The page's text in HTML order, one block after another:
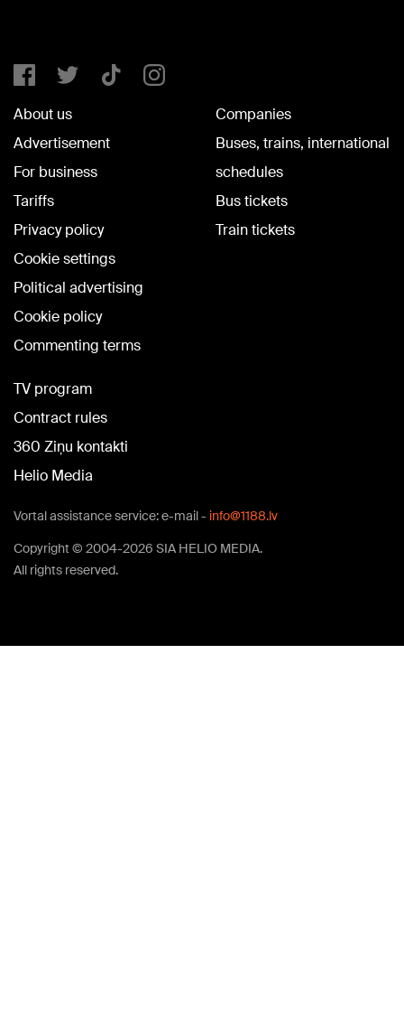
About us
Advertisement
For business
Tariffs
Privacy policy
Cookie settings
Political advertising
Cookie policy
Commenting terms
Companies
Buses, trains, international
schedules
Bus tickets
Train tickets
TV program
Contract rules
360 Ziņu kontakti
Helio Media
Vortal assistance service: e-mail - info@1188.lv
Copyright © 2004-2026 SIA HELIO MEDIA.
All rights reserved.